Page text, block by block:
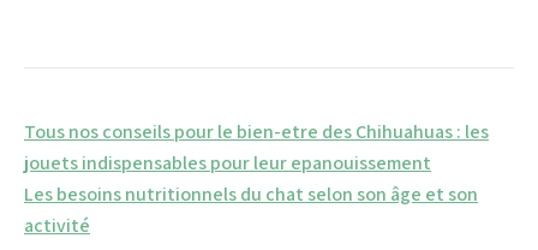
Tous nos conseils pour le bien-etre des Chihuahuas : les
jouets indispensables pour leur epanouissement
Les besoins nutritionnels du chat selon son âge et son
activité